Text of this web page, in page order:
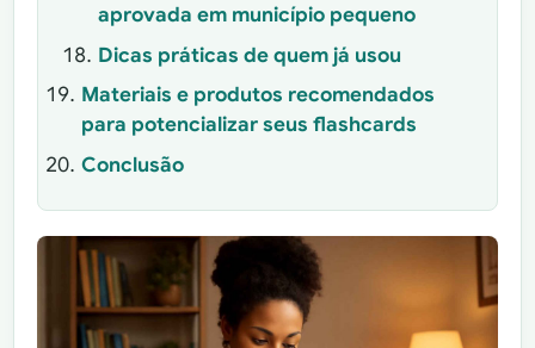
aprovada em município pequeno
Dicas práticas de quem já usou
Materiais e produtos recomendados
para potencializar seus flashcards
Conclusão